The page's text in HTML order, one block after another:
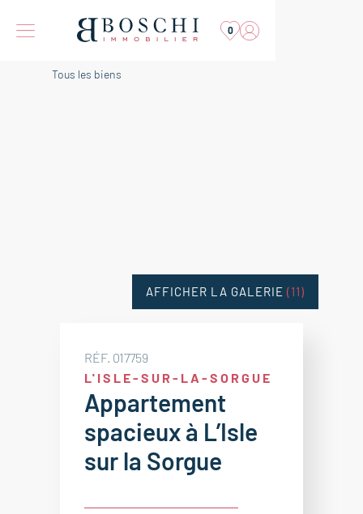
0
Tous les biens
RÉF. 017759
L'ISLE-SUR-LA-SORGUE
Appartement
spacieux à L’Isle
sur la Sorgue
AFFICHER LA GALERIE (11)